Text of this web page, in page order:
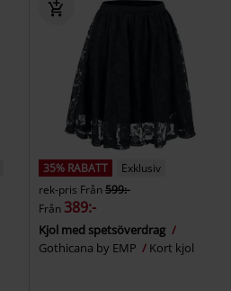
35% RABATT
Exklusiv
rek-pris Från599:-
Från 389:-
Kjol med spetsöverdrag
Gothicana by EMP
Kort kjol